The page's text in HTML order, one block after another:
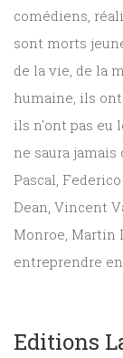
comédiens,
sont morts
de la vie, de la
humaine, ils
ils n'ont pas eu
ne saura jamais
Pascal,
Dean, Vincent
Monroe, Martin
entreprendre
Editions